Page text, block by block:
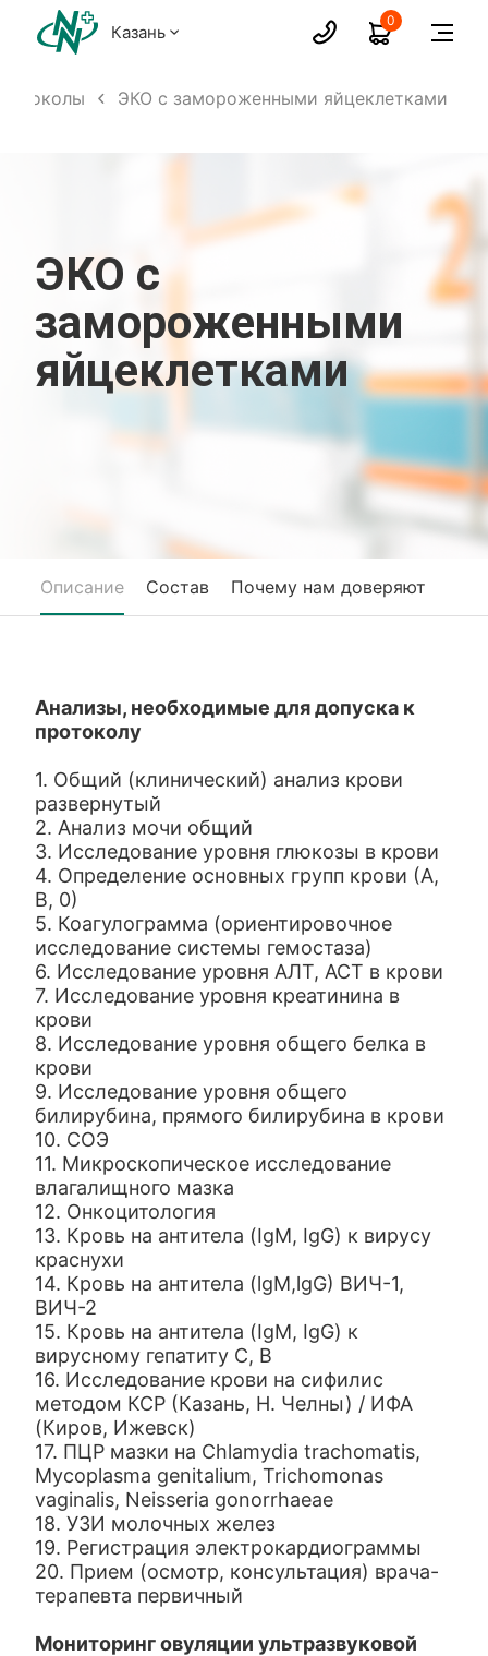
Казань
0
ЭКО с замороженными яйцеклетками
ЭКО с
замороженными
яйцеклетками
Описание Состав Почему нам доверяют
Анализы, необходимые для допуска к
протоколу
1. Общий (клинический) анализ крови
развернутый
2. Анализ мочи общий
3. Исследование уровня глюкозы в крови
4. Определение основных групп крови (А,
В, 0)
5. Коагулограмма (ориентировочное
исследование системы гемостаза)
6. Исследование уровня АЛТ, АСТ в крови
7. Исследование уровня креатинина в
крови
8. Исследование уровня общего белка в
крови
9. Исследование уровня общего
билирубина, прямого билирубина в крови
10. СОЭ
11. Микроскопическое исследование
влагалищного мазка
12. Онкоцитология
13. Кровь на антитела (IgM, IgG) к вирусу
краснухи
14. Кровь на антитела (lgM,lgG) ВИЧ-1,
ВИЧ-2
15. Кровь на антитела (IgM, IgG) к
вирусному гепатиту С, В
16. Исследование крови на сифилис
методом КСР (Казань, Н. Челны) / ИФА
(Киров, Ижевск)
17. ПЦР мазки на Chlamydia trachomatis,
Mycoplasma genitalium, Trichomonas
vaginalis, Neisseria gonorrhaeae
18. УЗИ молочных желез
19. Регистрация электрокардиограммы
20. Прием (осмотр, консультация) врача-
терапевта первичный
Мониторинг овуляции ультразвуковой